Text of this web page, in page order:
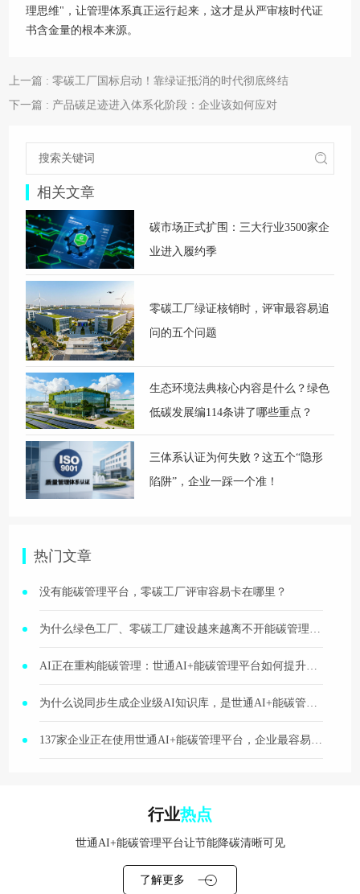
理思维"，让管理体系真正运行起来，这才是从严审核时代证
书含金量的根本来源。
上一篇 : 零碳工厂国标启动！靠绿证抵消的时代彻底终结
下一篇 : 产品碳足迹进入体系化阶段：企业该如何应对
相关文章
碳市场正式扩围：三大行业3500家企
业进入履约季
零碳工厂绿证核销时，评审最容易追
问的五个问题
生态环境法典核心内容是什么？绿色
低碳发展编114条讲了哪些重点？
三体系认证为何失败？这五个“隐形
陷阱”，企业一踩一个准！
热门文章
没有能碳管理平台，零碳工厂评审容易卡在哪里？
行业热点
世通AI+能碳管理平台让节能降碳清晰可见
了解更多